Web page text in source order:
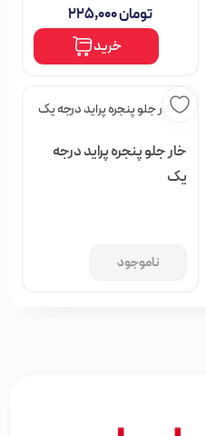
تومان
خرید
خار جلو پنجره پراید درجه
یک
ناموجود